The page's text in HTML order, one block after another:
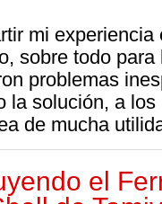
mi
sobre todo
problemas
la solución, a
de mucha
el